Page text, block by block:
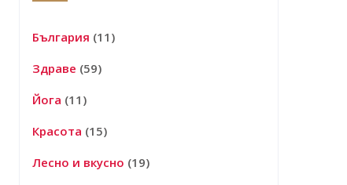
България (11)
Здраве (59)
Йога (11)
Красота (15)
Лесно и вкусно (19)